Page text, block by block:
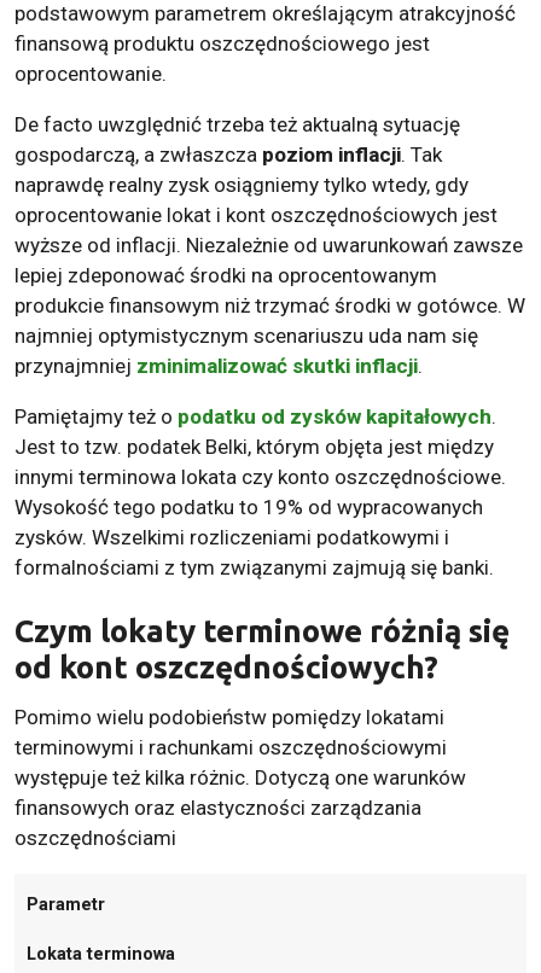
podstawowym parametrem określającym atrakcyjność
finansową produktu oszczędnościowego jest
oprocentowanie.
De facto uwzględnić trzeba też aktualną sytuację
gospodarczą, a zwłaszcza poziom inflacji. Tak
naprawdę realny zysk osiągniemy tylko wtedy, gdy
oprocentowanie lokat i kont oszczędnościowych jest
wyższe od inflacji. Niezależnie od uwarunkowań zawsze
lepiej zdeponować środki na oprocentowanym
produkcie finansowym niż trzymać środki w gotówce. W
najmniej optymistycznym scenariuszu uda nam się
przynajmniej zminimalizować skutki inflacji.
Pamiętajmy też o podatku od zysków kapitałowych.
Jest to tzw. podatek Belki, którym objęta jest między
innymi terminowa lokata czy konto oszczędnościowe.
Wysokość tego podatku to 19% od wypracowanych
zysków. Wszelkimi rozliczeniami podatkowymi i
formalnościami z tym związanymi zajmują się banki.
Czym lokaty terminowe różnią się
od kont oszczędnościowych?
Pomimo wielu podobieństw pomiędzy lokatami
terminowymi i rachunkami oszczędnościowymi
występuje też kilka różnic. Dotyczą one warunków
finansowych oraz elastyczności zarządzania
oszczędnościami
Parametr
Lokata terminowa